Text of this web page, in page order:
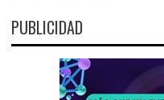
PUBLICIDAD